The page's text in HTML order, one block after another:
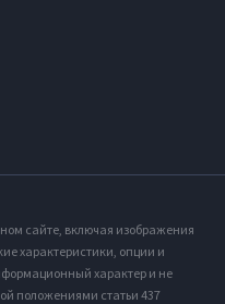
сайте, включая изображения
характеристики, опции и
характер и не
положениями статьи 437